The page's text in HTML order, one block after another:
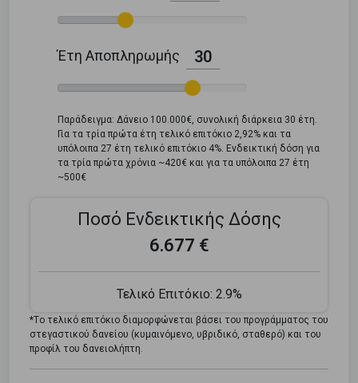
Έτη Αποπληρωμής 30
Παράδειγμα: Δάνειο 100.000€, συνολική διάρκεια 30 έτη.
Για τα τρία πρώτα έτη τελικό επιτόκιο 2,92% και τα
υπόλοιπα 27 έτη τελικό επιτόκιο 4%. Ενδεικτική δόση για
τα τρία πρώτα χρόνια ~420€ και για τα υπόλοιπα 27 έτη
~500€
Ποσό Ενδεικτικής Δόσης
6.677 €
Τελικό Επιτόκιο: 2.9%
*Tο τελικό επιτόκιο διαμορφώνεται βάσει του προγράμματος του
στεγαστικού δανείου (κυμαινόμενο, υβριδικό, σταθερό) και του
προφίλ του δανειολήπτη.